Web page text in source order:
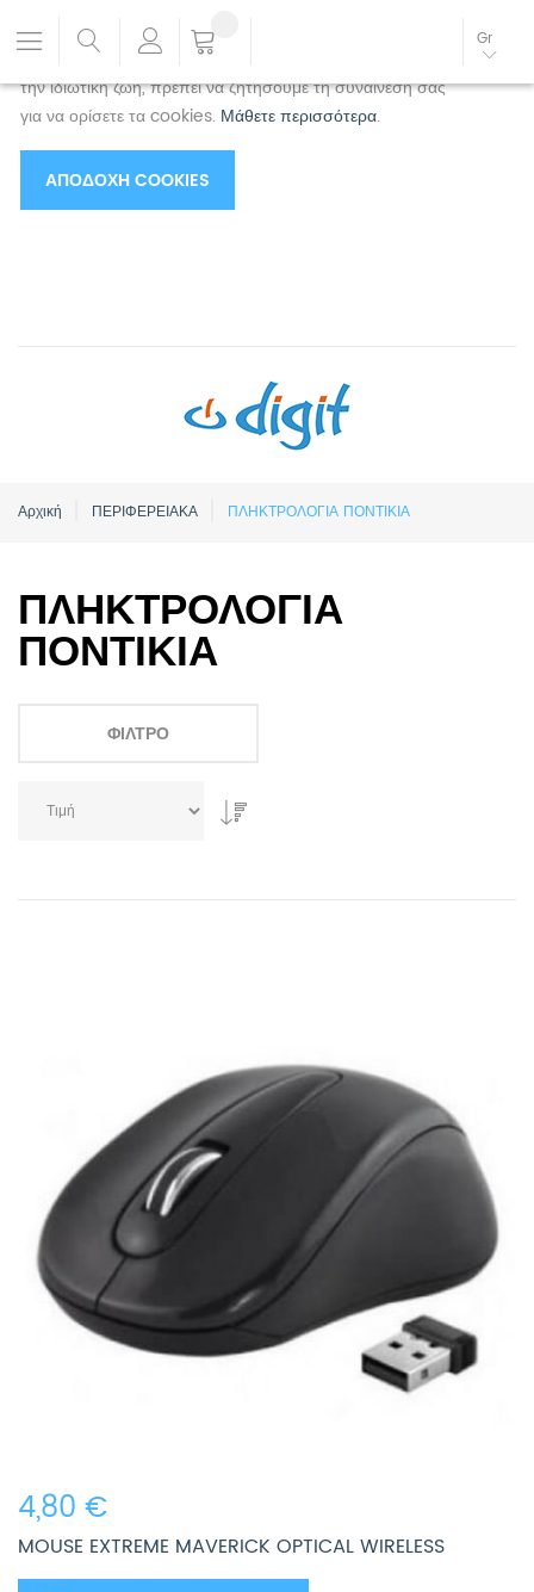
Χρησιμοποιούμε cookies για να βελτιώσουμε την
εμπειρία σας.
Για να συμμορφωθείτε με τη νέα οδηγία για
την ιδιωτική ζωή, πρέπει να ζητήσουμε τη συναίνεσή σας
για να ορίσετε τα cookies. Μάθετε περισσότερα.
ΑΠΟΔΟΧΉ COOKIES
Gr
Αρχική ΠΕΡΙΦΕΡΕΙΑΚΑ ΠΛΗΚΤΡΟΛΟΓΙΑ ΠΟΝΤΙΚΙΑ
ΠΛΗΚΤΡΟΛΟΓΙΑ
ΠΟΝΤΙΚΙΑ
ΦΊΛΤΡΟ
4,80 €
MOUSE EXTREME MAVERICK OPTICAL WIRELESS